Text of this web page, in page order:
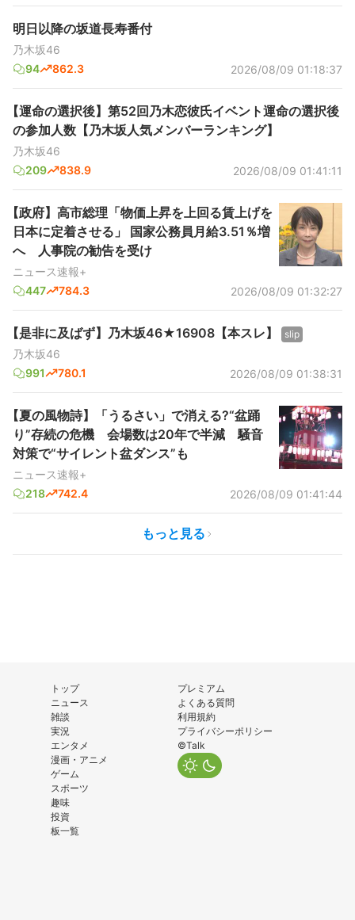
明日以降の坂道長寿番付
乃木坂46
94
862.3 2026/08/09 01:18:37
【運命の選択後】第52回乃木恋彼氏イベント運命の選択後
の参加人数【乃木坂人気メンバーランキング】
乃木坂46
209
838.9 2026/08/09 01:41:11
【政府】高市総理「物価上昇を上回る賃上げを
日本に定着させる」 国家公務員月給3.51％増
へ 人事院の勧告を受け
ニュース速報+
447
784.3 2026/08/09 01:32:27
【是非に及ばず】乃木坂46★16908【本スレ】 slip
乃木坂46
991
780.1 2026/08/09 01:38:31
【夏の風物詩】「うるさい」で消える?“盆踊
り”存続の危機 会場数は20年で半減 騒音
対策で“サイレント盆ダンス”も
ニュース速報+
218
742.4 2026/08/09 01:41:44
もっと見る
トップ
ニュース
雑談
実況
エンタメ
漫画・アニメ
ゲーム
スポーツ
趣味
投資
板一覧
プレミアム
よくある質問
利用規約
プライバシーポリシー
©Talk